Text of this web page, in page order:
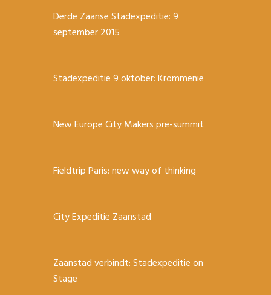
Derde Zaanse Stadexpeditie: 9
september 2015
Stadexpeditie 9 oktober: Krommenie
New Europe City Makers pre-summit
Fieldtrip Paris: new way of thinking
City Expeditie Zaanstad
Zaanstad verbindt: Stadexpeditie on
Stage